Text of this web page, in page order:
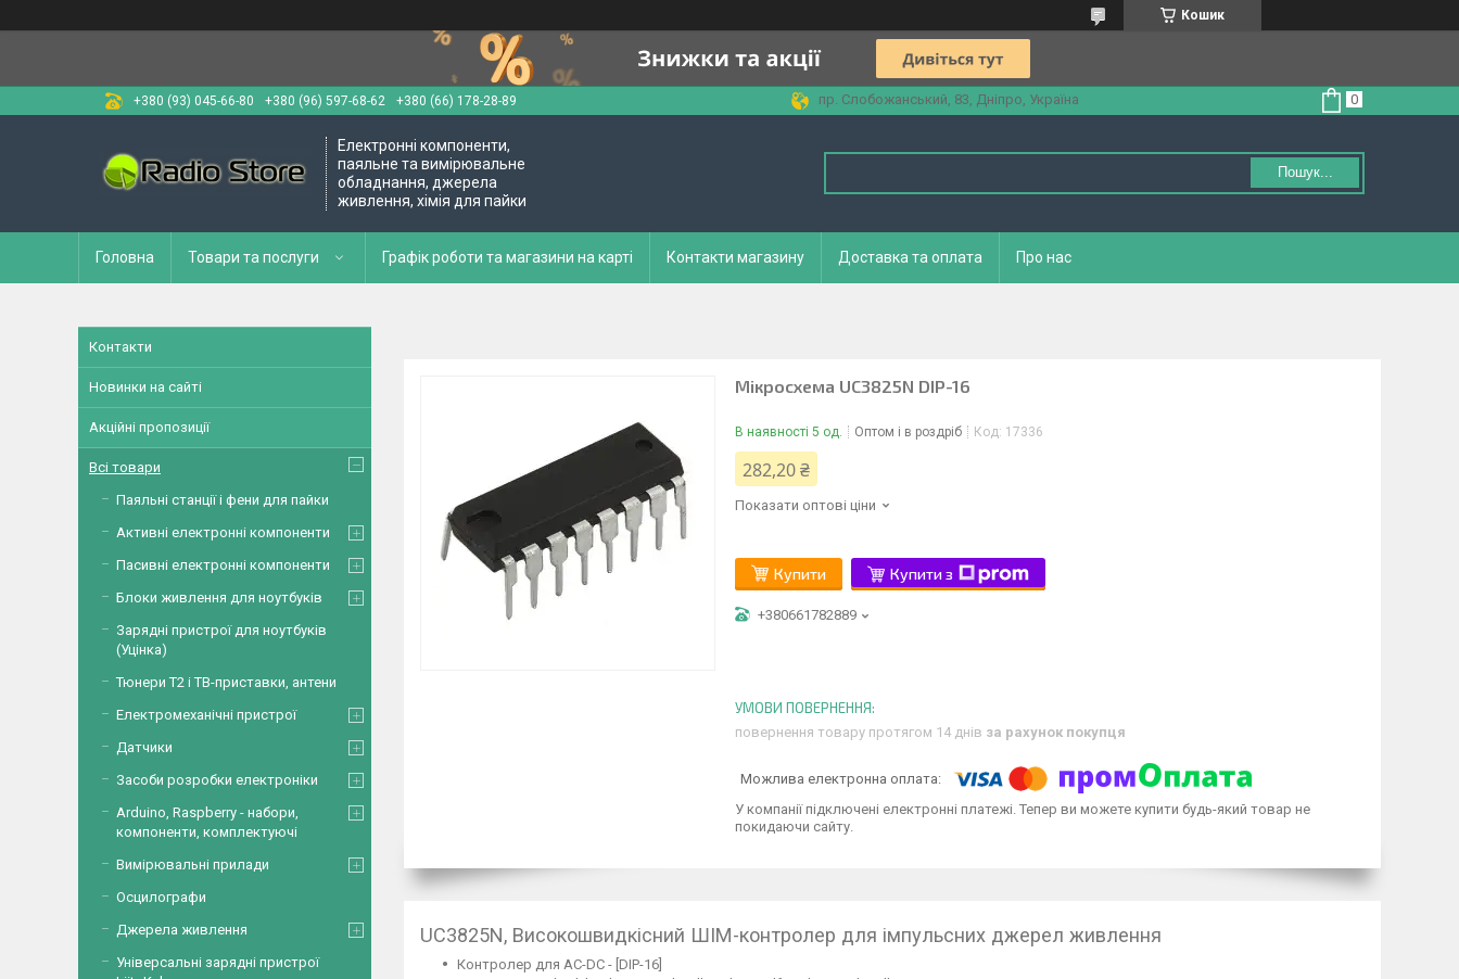
Кошик
+380 (93) 045-66-80 +380 (96) 597-68-62 +380 (66) 178-28-89 пр. Слобожанський, 83, Дніпро, Україна
Електронні компоненти,
паяльне та вимірювальне
обладнання, джерела
живлення, хімія для пайки
Пошук...
Головна Товари та послуги Графік роботи та магазини на карті Контакти магазину Доставка та оплата Про нас
Мікросхема UC3825N DIP-16
В наявності 5 од. Оптом і в роздріб Код: 17336
282,20 ₴
Показати оптові ціни
Купити Купити з
+380661782889
повернення товару протягом 14 днів за рахунок покупця
У компанії підключені електронні платежі. Тепер ви можете купити будь-який товар не
покидаючи сайту.
UC3825N, Високошвидкісний ШІМ-контролер для імпульсних джерел живлення
Контролер для AC-DC - [DIP-16]
Контакти
Новинки на сайті
Акційні пропозиції
Всі товари
Паяльні станції і фени для пайки
Активні електронні компоненти
Пасивні електронні компоненти
Блоки живлення для ноутбуків
Зарядні пристрої для ноутбуків
(Уцінка)
Тюнери Т2 і ТВ-приставки, антени
Електромеханічні пристрої
Датчики
Засоби розробки електроніки
Arduino, Raspberry - набори,
компоненти, комплектуючі
Вимірювальні прилади
Осцилографи
Джерела живлення
Універсальні зарядні пристрої